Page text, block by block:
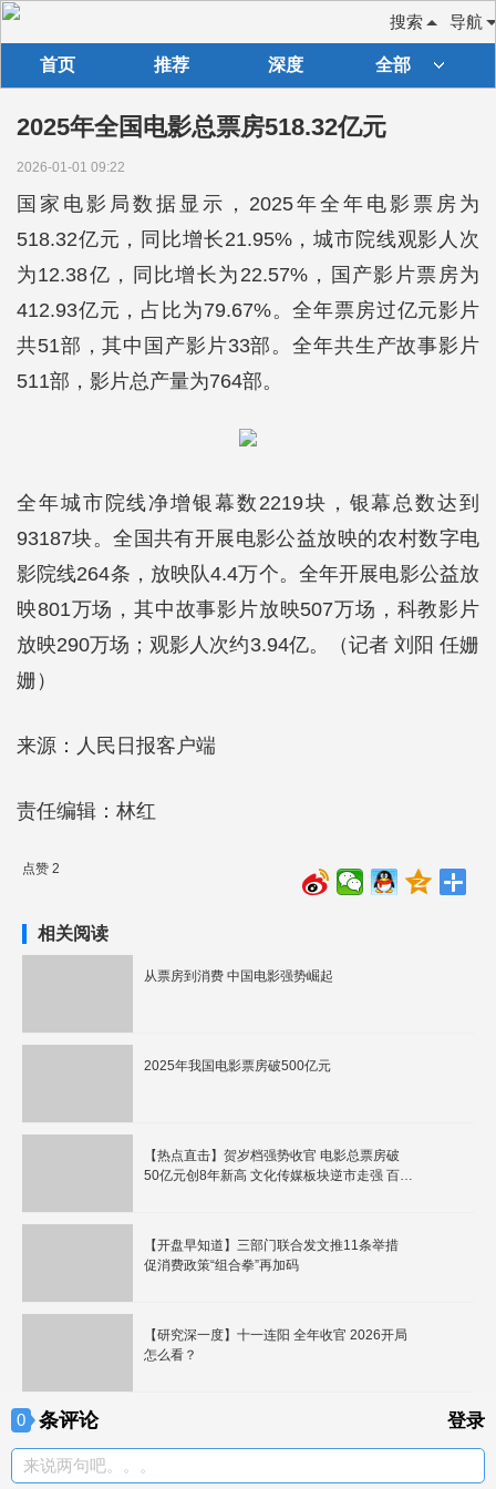
导航
搜索
首页 推荐 深度 全部
2025年全国电影总票房518.32亿元
2026-01-01 09:22
国家电影局数据显示，2025年全年电影票房为
518.32亿元，同比增长21.95%，城市院线观影人次
为12.38亿，同比增长为22.57%，国产影片票房为
412.93亿元，占比为79.67%。全年票房过亿元影片
共51部，其中国产影片33部。全年共生产故事影片
511部，影片总产量为764部。
全年城市院线净增银幕数2219块，银幕总数达到
93187块。全国共有开展电影公益放映的农村数字电
影院线264条，放映队4.4万个。全年开展电影公益放
映801万场，其中故事影片放映507万场，科教影片
放映290万场；观影人次约3.94亿。（记者 刘阳 任姗
姗）
来源：人民日报客户端
责任编辑：林红
点赞 2
相关阅读
从票房到消费 中国电影强势崛起
2025年我国电影票房破500亿元
【热点直击】贺岁档强势收官 电影总票房破
50亿元创8年新高 文化传媒板块逆市走强 百纳
【开盘早知道】三部门联合发文推11条举措
促消费政策“组合拳”再加码
【研究深一度】十一连阳 全年收官 2026开局
怎么看？
0 条评论 登录
来说两句吧。。。